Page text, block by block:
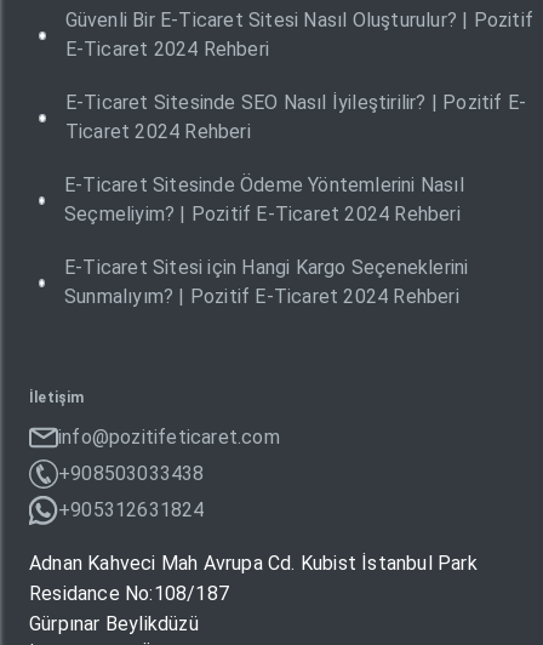
Güvenli Bir E-Ticaret Sitesi Nasıl Oluşturulur? | Pozitif
E-Ticaret 2024 Rehberi
E-Ticaret Sitesinde SEO Nasıl İyileştirilir? | Pozitif E-
Ticaret 2024 Rehberi
E-Ticaret Sitesinde Ödeme Yöntemlerini Nasıl
Seçmeliyim? | Pozitif E-Ticaret 2024 Rehberi
E-Ticaret Sitesi için Hangi Kargo Seçeneklerini
Sunmalıyım? | Pozitif E-Ticaret 2024 Rehberi
İletişim
info@pozitifeticaret.com
+908503033438
+905312631824
Adnan Kahveci Mah Avrupa Cd. Kubist İstanbul Park
Residance No:108/187
Gürpınar Beylikdüzü